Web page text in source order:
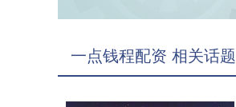
一点钱程配资 相关话题